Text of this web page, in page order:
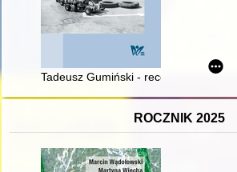
Tadeusz Gumiński - recenzja]
ROCZNIK 2025